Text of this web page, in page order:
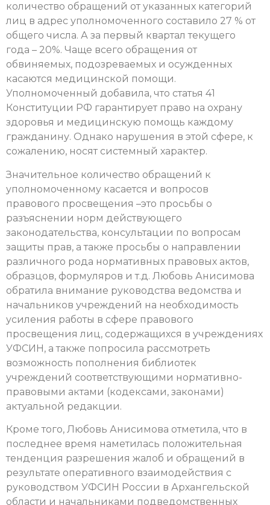
количество обращений от указанных категорий
лиц в адрес уполномоченного составило 27 % от
общего числа. А за первый квартал текущего
года – 20%. Чаще всего обращения от
обвиняемых, подозреваемых и осужденных
касаются медицинской помощи.
Уполномоченный добавила, что статья 41
Конституции РФ гарантирует право на охрану
здоровья и медицинскую помощь каждому
гражданину. Однако нарушения в этой сфере, к
сожалению, носят системный характер.
Значительное количество обращений к
уполномоченному касается и вопросов
правового просвещения –это просьбы о
разъяснении норм действующего
законодательства, консультации по вопросам
защиты прав, а также просьбы о направлении
различного рода нормативных правовых актов,
образцов, формуляров и т.д. Любовь Анисимова
обратила внимание руководства ведомства и
начальников учреждений на необходимость
усиления работы в сфере правового
просвещения лиц, содержащихся в учреждениях
УФСИН, а также попросила рассмотреть
возможность пополнения библиотек
учреждений соответствующими нормативно-
правовыми актами (кодексами, законами)
актуальной редакции.
Кроме того, Любовь Анисимова отметила, что в
последнее время наметилась положительная
тенденция разрешения жалоб и обращений в
результате оперативного взаимодействия с
руководством УФСИН России в Архангельской
области и начальниками подведомственных